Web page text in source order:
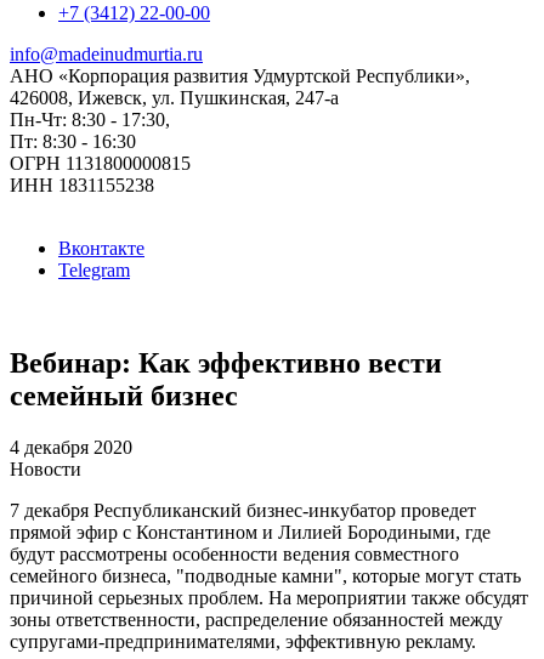
+7 (3412) 22-00-00
info@madeinudmurtia.ru
АНО «Корпорация развития Удмуртской Республики»,
426008, Ижевск, ул. Пушкинская, 247-а
Пн-Чт: 8:30 - 17:30,
Пт: 8:30 - 16:30
ОГРН 1131800000815
ИНН 1831155238
Вконтакте
Telegram
Вебинар: Как эффективно вести
семейный бизнес
4 декабря 2020
Новости
7 декабря Республиканский бизнес-инкубатор проведет
прямой эфир с Константином и Лилией Бородиными, где
будут рассмотрены особенности ведения совместного
семейного бизнеса, "подводные камни", которые могут стать
причиной серьезных проблем. На мероприятии также обсудят
зоны ответственности, распределение обязанностей между
супругами-предпринимателями, эффективную рекламу.